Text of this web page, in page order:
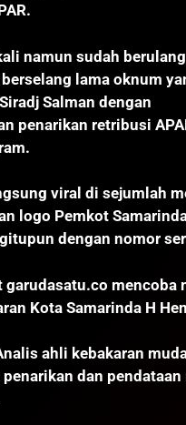
namun sudah
lama oknum
Salman dengan
penarikan retribusi
viral di sejumlah
logo Pemkot
dengan nomor
mencoba
Kota Samarinda H
ahli kebakaran
dan